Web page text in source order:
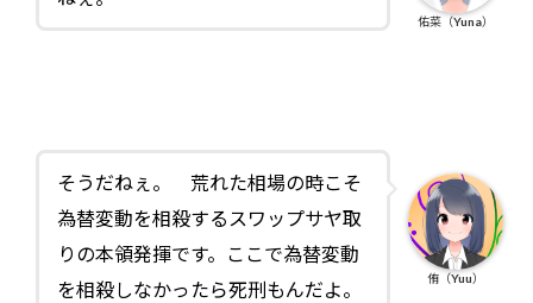
佑菜（Yuna）
そうだねぇ。 荒れた相場の時こそ
為替変動を相殺するスワップサヤ取
りの本領発揮です。ここで為替変動
を相殺しなかったら死刑もんだよ。
侑（Yuu）